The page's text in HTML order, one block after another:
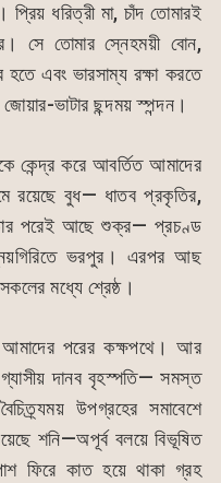
ধরিত্রী মা, চাঁদ তোমারই
সে তোমার স্নেহময়ী বোন,
হতে এবং ভারসাম্য রক্ষা করতে
ভাটার ছন্দময় স্পন্দন।
কেন্দ্র করে আবর্তিত আমাদের
রয়েছে বুধ— ধাতব প্রকৃতির,
তার পরেই আছে শুক্র— প্রচণ্ড
ভরপুর। এরপর আছ
মধ্যে শ্রেষ্ঠ।
আমাদের পরের কক্ষপথে। আর
দানব বৃহস্পতি— সমস্ত
উপগ্রহের সমাবেশে
শনি—অপূর্ব বলয়ে বিভূষিত
ফিরে কাত হয়ে থাকা গ্রহ